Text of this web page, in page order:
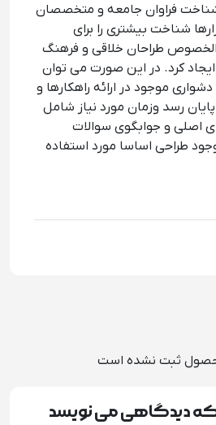
فراوان جامعه و متخصصان
شناخت بیشتری را برای
الخصوص طراحان خلاقی و فرهنگ
کرد. در این صورت می توان
موجود در ارائه راهکارها و
رسد وزمان مورد نیاز شامل
اصلی و جوابگوی سوالات
طراحی اساسا مورد استفاده
ثبت نشده است
دیدگاهی می نویسد